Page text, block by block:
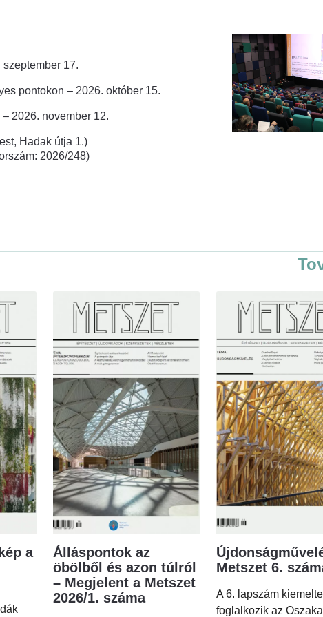
17.
pontokon – 2026. október 15.
2026. november 12.
Hadak útja 1.)
2026/248)
a
Álláspontok az
öbölből és azon túlról
– Megjelent a Metszet
2026/1. száma
Metszet 6.
A 6. lapszám
foglalkozik az